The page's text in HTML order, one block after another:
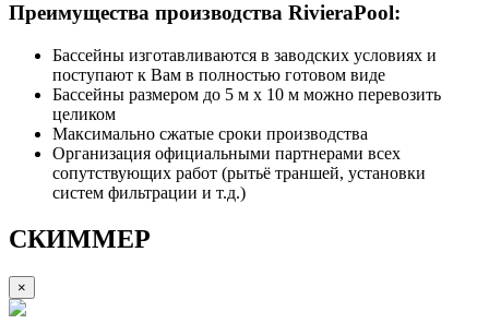
Преимущества производства RivieraPool:
Бассейны изготавливаются в заводских условиях и
поступают к Вам в полностью готовом виде
Бассейны размером до 5 м x 10 м можно перевозить
целиком
Максимально сжатые сроки производства
Организация официальными партнерами всех
сопутствующих работ (рытьё траншей, установки
систем фильтрации и т.д.)
СКИММЕР
×